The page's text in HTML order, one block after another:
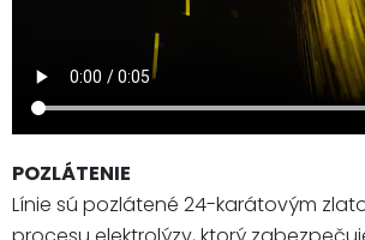
POZLÁTENIE
Línie sú pozlátené 24-karátovým